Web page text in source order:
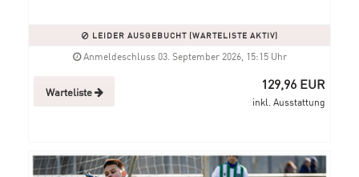
LEIDER AUSGEBUCHT (WARTELISTE AKTIV)
Anmeldeschluss 03. September 2026, 15:15 Uhr
Warteliste 129,96 EUR
inkl. Ausstattung